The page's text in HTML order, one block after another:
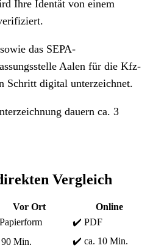
Ihre Identät von einem
das SEPA-
Aalen für die Kfz-
Schritt digital unterzeichnet.
dauern ca. 3
Vergleich
Vor Ort
Online
✔️ PDF
90 Min.
✔️ ca. 10 Min.